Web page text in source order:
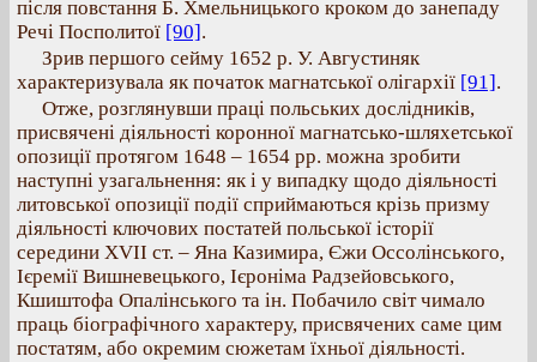
після повстання Б. Хмельницького кроком до занепаду
Речі Посполитої [90].
Зрив першого сейму 1652 р. У. Августиняк
характеризувала як початок магнатської олігархії [91].
Отже, розглянувши праці польських дослідників,
присвячені діяльності коронної магнатсько-шляхетської
опозиції протягом 1648 – 1654 рр. можна зробити
наступні узагальнення: як і у випадку щодо діяльності
литовської опозиції події сприймаються крізь призму
діяльності ключових постатей польської історії
середини XVII ст. – Яна Казимира, Єжи Оссолінського,
Ієремії Вишневецького, Ієроніма Радзейовського,
Кшиштофа Опалінського та ін. Побачило світ чимало
праць біографічного характеру, присвячених саме цим
постатям, або окремим сюжетам їхньої діяльності.